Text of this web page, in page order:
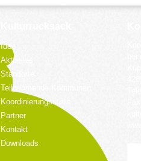
Idee
Aktuelles
Standorte
Teilnehmende Kommunen
Koordinierungsstelle
Partner
Kontakt
Downloads